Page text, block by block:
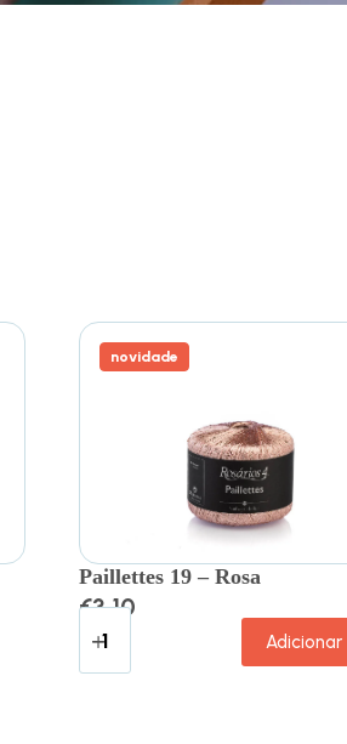
novidade
Paillettes 19 – Rosa
€3.10
Adicionar